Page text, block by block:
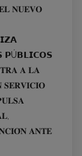
𝐍𝐔𝐄𝐕𝐎
𝗣Ú𝗕𝗟𝗜𝗖𝗢𝗦
𝐀 𝐋𝐀
𝐀𝐍𝐓𝐄